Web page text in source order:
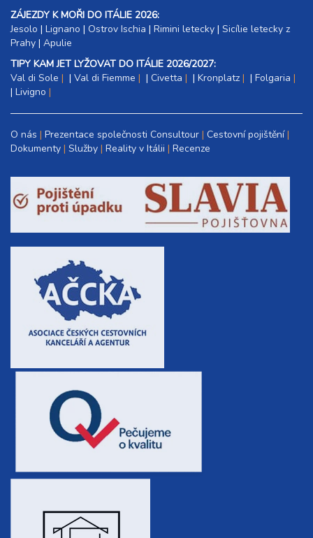
ZÁJEZDY K MOŘI DO ITÁLIE 2026:
Jesolo | Lignano | Ostrov Ischia | Rimini letecky | Sicílie letecky z
Prahy | Apulie
TIPY KAM JET LYŽOVAT DO ITÁLIE 2026/2027:
Val di Sole
| Val di Fiemme | Civetta | Kronplatz | Folgaria
| Livigno
O nás Prezentace společnosti Consultour Cestovní pojištění
Dokumenty Služby Reality v Itálii Recenze